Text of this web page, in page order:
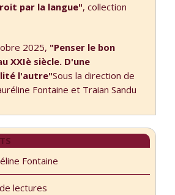
par la langue", collection
2025, "Penser le bon
XXIè siècle. D'une
l'autre"Sous la direction de
Fontaine et Traian Sandu
Fontaine
lectures